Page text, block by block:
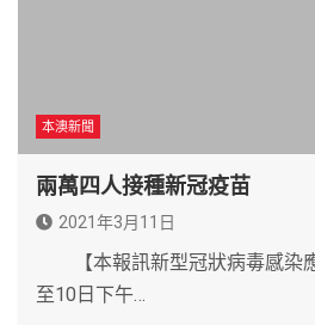
本澳新聞
兩萬四人接種新冠疫苗
2021年3月11日
【本報訊新型冠狀病毒感染
至10日下午…